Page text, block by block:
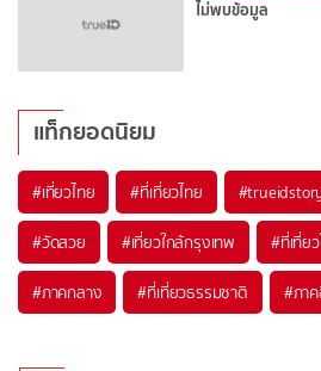
ไม่พบข้อมูล
แท็กยอดนิยม
#เที่ยวไทย #ที่เที่ยวไทย
#วัดสวย #เที่ยวใกล้กรุงเทพ #ที่เที่ย
#ภาคกลาง #ที่เที่ยวธรรมชาติ #ภา